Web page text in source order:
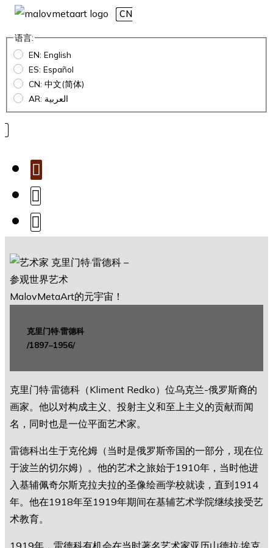
CN
语言:
EN: English
ES: Español
CN: 中文(简体)
AR: العربية
克里门特·雷德科
/1897–1956/
克里门特·雷德科（Kliment Redko）位乌克兰-俄罗斯裔的
画家。他以对构成主义、投射主义和至上主义的贡献而闻
名，同时也是一位平面艺术家。
雷德科出生于克伦姆（当时是俄罗斯帝国的一部分，现在位
于波兰的切尔姆）。他的艺术之旅始于1910年，当时他进
入基辅佩奇尔斯克拉夫拉的圣像绘画学校就读，直到1914
年。他在1918年至1919年期间在基辅艺术学院继续接受艺
术教育。
1919年，雷德科有机会在当时著名艺术家亚历山德拉·埃克